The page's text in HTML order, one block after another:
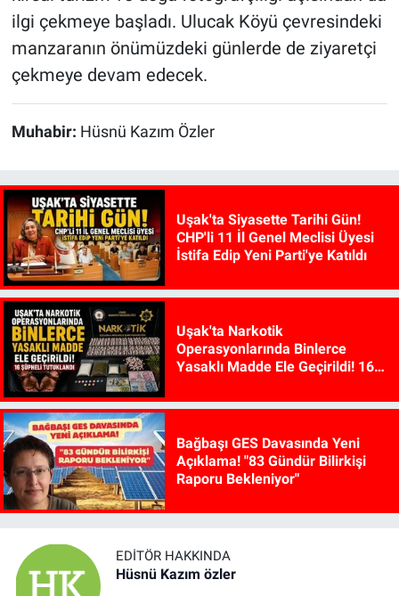
ilgi çekmeye başladı. Ulucak Köyü çevresindeki
manzaranın önümüzdeki günlerde de ziyaretçi
çekmeye devam edecek.
Muhabir: Hüsnü Kazım Özler
Uşak'ta Siyasette Tarihi Gün!
CHP'li 11 İl Genel Meclisi Üyesi
İstifa Edip Yeni Parti'ye Katıldı
Uşak'ta Narkotik
Operasyonlarında Binlerce
Yasaklı Madde Ele Geçirildi! 16
Bağbaşı GES Davasında Yeni
Açıklama! "83 Gündür Bilirkişi
Raporu Bekleniyor"
EDITÖR HAKKINDA
Hüsnü Kazım özler